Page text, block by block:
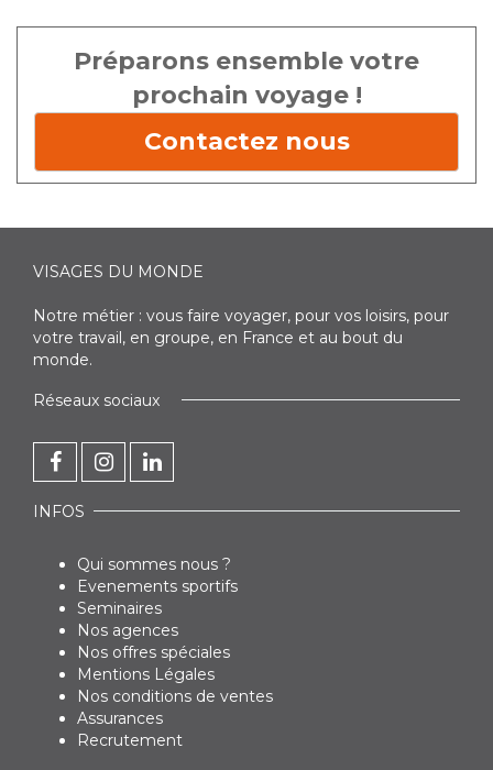
Préparons ensemble votre
prochain voyage !
Contactez nous
VISAGES DU MONDE
Notre métier : vous faire voyager, pour vos loisirs, pour
votre travail, en groupe, en France et au bout du
monde.
Réseaux sociaux
INFOS
Qui sommes nous ?
Evenements sportifs
Seminaires
Nos agences
Nos offres spéciales
Mentions Légales
Nos conditions de ventes
Assurances
Recrutement